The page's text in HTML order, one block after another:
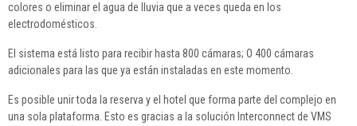
colores o eliminar el agua de lluvia que a veces queda en los
electrodomésticos.
El sistema está listo para recibir hasta 800 cámaras; O 400 cámaras
adicionales para las que ya están instaladas en este momento.
Es posible unir toda la reserva y el hotel que forma parte del complejo en
una sola plataforma. Esto es gracias a la solución Interconnect de VMS